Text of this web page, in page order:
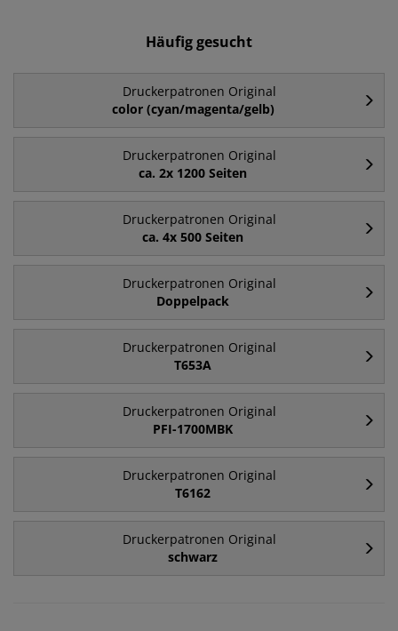
Häufig gesucht
Druckerpatronen Original
color (cyan/magenta/gelb)
Druckerpatronen Original
ca. 2x 1200 Seiten
Druckerpatronen Original
ca. 4x 500 Seiten
Druckerpatronen Original
Doppelpack
Druckerpatronen Original
T653A
Druckerpatronen Original
PFI-1700MBK
Druckerpatronen Original
T6162
Druckerpatronen Original
schwarz